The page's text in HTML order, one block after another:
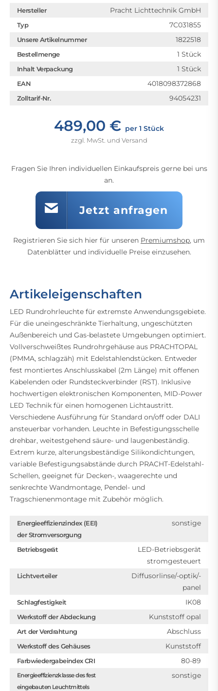
Hersteller Pracht Lichttechnik GmbH
Typ 7C031855
Unsere Artikelnummer 1822518
Bestellmenge 1 Stück
Inhalt Verpackung 1 Stück
EAN 4018098372868
Zolltarif-Nr. 94054231
489,00 € per 1 Stück
zzgl. MwSt. und Versand
Fragen Sie Ihren individuellen Einkaufspreis gerne bei uns
an.
Jetzt anfragen
Registrieren Sie sich hier für unseren Premiumshop, um
Datenblätter und individuelle Preise einzusehen.
Artikeleigenschaften
LED Rundrohrleuchte für extremste Anwendungsgebiete.
Für die uneingeschränkte Tierhaltung, ungeschützten
Außenbereich und Gas-belastete Umgebungen optimiert.
Vollverschweißtes Rundrohrgehäuse aus PRACHTOPAL
(PMMA, schlagzäh) mit Edelstahlendstücken. Entweder
fest montiertes Anschlusskabel (2m Länge) mit offenen
Kabelenden oder Rundsteckverbinder (RST). Inklusive
hochwertigen elektronischen Komponenten, MID-Power
LED Technik für einen homogenen Lichtaustritt.
Verschiedene Ausführung für Standard on/off oder DALI
ansteuerbar vorhanden. Leuchte in Befestigungsschelle
drehbar, weitestgehend säure- und laugenbeständig.
Extrem kurze, alterungsbeständige Silikondichtungen,
variable Befestigungsabstände durch PRACHT-Edelstahl-
Schellen, geeignet für Decken-, waagerechte und
senkrechte Wandmontage, Pendel- und
Tragschienenmontage mit Zubehör möglich.
Energieeffizienzindex (EEI)
der Stromversorgung
sonstige
Betriebsgerät
LED-Betriebsgerät
stromgesteuert
Lichtverteiler
Diffusorlinse/-optik/-
panel
Schlagfestigkeit IK08
Werkstoff der Abdeckung Kunststoff opal
Art der Verdrahtung Abschluss
Werkstoff des Gehäuses Kunststoff
Farbwiedergabeindex CRI 80-89
Energieeffizienzklasse des fest
eingebauten Leuchtmittels
sonstige